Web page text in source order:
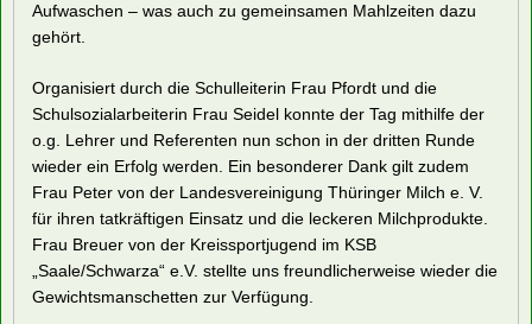
Aufwaschen – was auch zu gemeinsamen Mahlzeiten dazu
gehört.
Organisiert durch die Schulleiterin Frau Pfordt und die
Schulsozialarbeiterin Frau Seidel konnte der Tag mithilfe der
o.g. Lehrer und Referenten nun schon in der dritten Runde
wieder ein Erfolg werden. Ein besonderer Dank gilt zudem
Frau Peter von der Landesvereinigung Thüringer Milch e. V.
für ihren tatkräftigen Einsatz und die leckeren Milchprodukte.
Frau Breuer von der Kreissportjugend im KSB
„Saale/Schwarza“ e.V. stellte uns freundlicherweise wieder die
Gewichtsmanschetten zur Verfügung.